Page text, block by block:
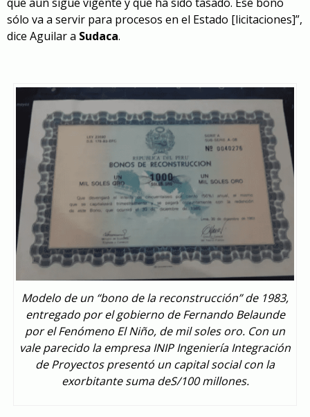
sólo va a servir para procesos en el Estado [licitaciones]”,
dice Aguilar a Sudaca.
Modelo de un “bono de la reconstrucción” de 1983,
entregado por el gobierno de Fernando Belaunde
por el Fenómeno El Niño, de mil soles oro. Con un
vale parecido la empresa INIP Ingeniería Integración
de Proyectos presentó un capital social con la
exorbitante suma deS/100 millones.